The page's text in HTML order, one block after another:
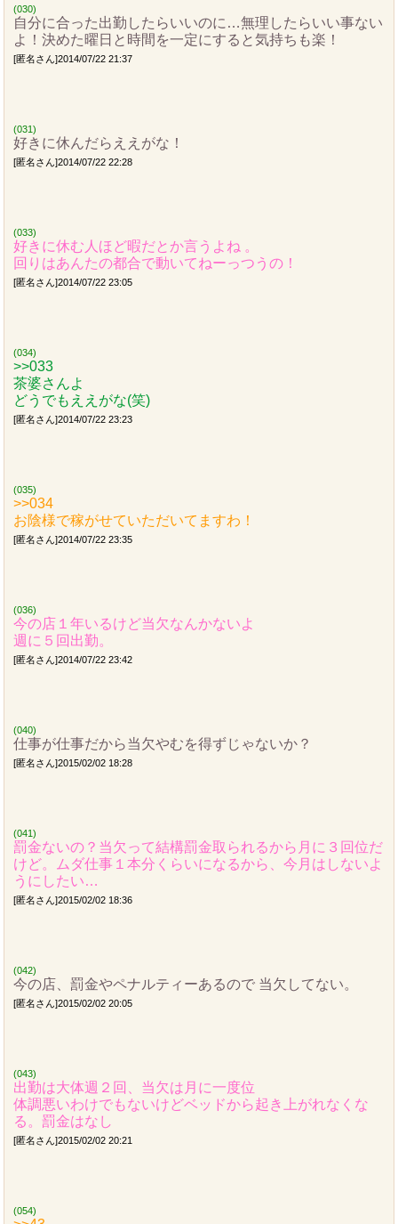
(030)
自分に合った出勤したらいいのに…無理したらいい事ない
よ！決めた曜日と時間を一定にすると気持ちも楽！
[匿名さん]2014/07/22 21:37
(031)
好きに休んだらええがな！
[匿名さん]2014/07/22 22:28
(033)
好きに休む人ほど暇だとか言うよね 。
回りはあんたの都合で動いてねーっつうの！
[匿名さん]2014/07/22 23:05
(034)
>>033
茶婆さんよ
どうでもええがな(笑)
[匿名さん]2014/07/22 23:23
(035)
>>034
お陰様で稼がせていただいてますわ！
[匿名さん]2014/07/22 23:35
(036)
今の店１年いるけど当欠なんかないよ
週に５回出勤。
[匿名さん]2014/07/22 23:42
(040)
仕事が仕事だから当欠やむを得ずじゃないか？
[匿名さん]2015/02/02 18:28
(041)
罰金ないの？当欠って結構罰金取られるから月に３回位だ
けど。ムダ仕事１本分くらいになるから、今月はしないよ
うにしたい…
[匿名さん]2015/02/02 18:36
(042)
今の店、罰金やペナルティーあるので 当欠してない。
[匿名さん]2015/02/02 20:05
(043)
出勤は大体週２回、当欠は月に一度位
体調悪いわけでもないけどベッドから起き上がれなくな
る。罰金はなし
[匿名さん]2015/02/02 20:21
(054)